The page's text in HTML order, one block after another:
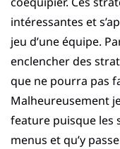
intéressantes et
jeu d’une équipe.
enclencher des
que ne pourra pas
Malheureusement
feature puisque les
menus et qu’y